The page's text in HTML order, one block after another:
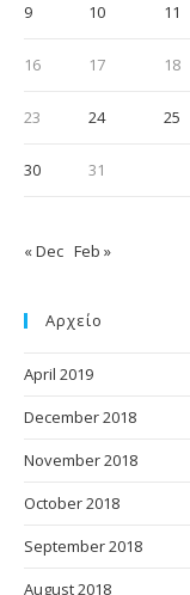
9 10 11
16 17 18
23 24 25
30 31
« Dec Feb »
Αρχείο
April 2019
December 2018
November 2018
October 2018
September 2018
August 2018